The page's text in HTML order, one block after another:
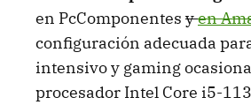
en PcComponentes yen
configuración adecuada
intensivo y gaming
procesador Intel Core i5-